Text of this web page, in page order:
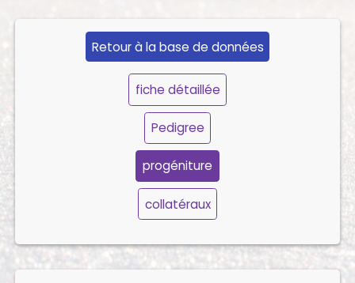
Retour à la base de données
fiche détaillée
Pedigree
progéniture
collatéraux